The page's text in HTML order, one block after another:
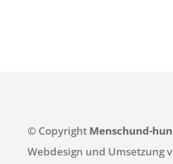
© Copyright Menschund-
Webdesign und Umsetzung